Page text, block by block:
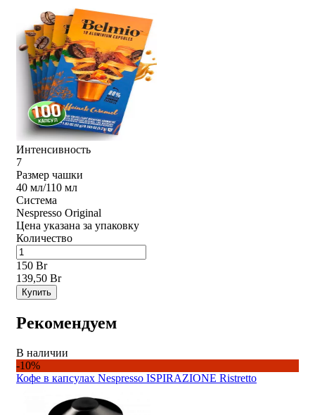
Интенсивность
7
Размер чашки
40 мл/110 мл
Система
Nespresso Original
Цена указана за упаковку
Количество
150 Br
139,50 Br
Купить
Рекомендуем
В наличии
-10%
Кофе в капсулах Nespresso ISPIRAZIONE Ristretto